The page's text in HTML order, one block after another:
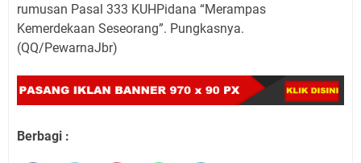
rumusan Pasal 333 KUHPidana “Merampas
Kemerdekaan Seseorang”. Pungkasnya.
(QQ/PewarnaJbr)
Berbagi :